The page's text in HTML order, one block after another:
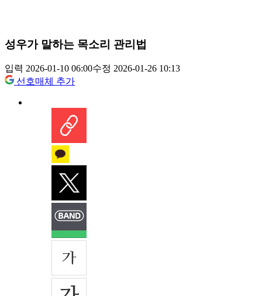
성우가 말하는 목소리 관리법
입력 2026-01-10 06:00수정 2026-01-26 10:13
선호매체 추가